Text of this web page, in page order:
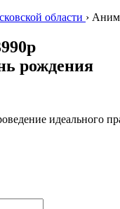
области ›
рождения
идеального